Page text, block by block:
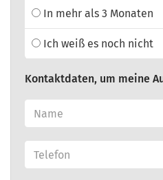
In mehr als 3 Monaten
Ich weiß es noch nicht
Kontaktdaten, um meine